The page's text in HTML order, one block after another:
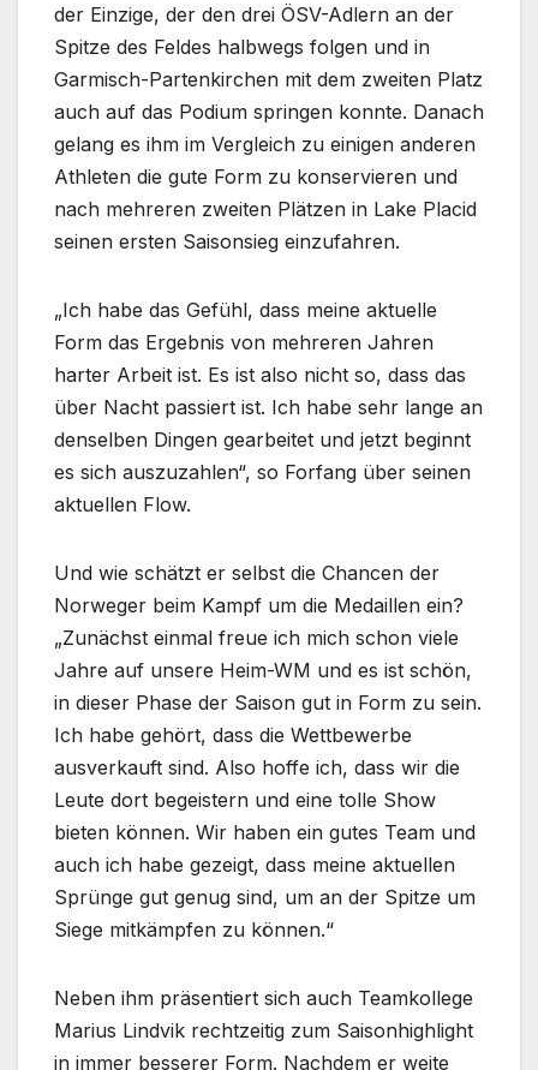
der Einzige, der den drei ÖSV-Adlern an der
Spitze des Feldes halbwegs folgen und in
Garmisch-Partenkirchen mit dem zweiten Platz
auch auf das Podium springen konnte. Danach
gelang es ihm im Vergleich zu einigen anderen
Athleten die gute Form zu konservieren und
nach mehreren zweiten Plätzen in Lake Placid
seinen ersten Saisonsieg einzufahren.
„Ich habe das Gefühl, dass meine aktuelle
Form das Ergebnis von mehreren Jahren
harter Arbeit ist. Es ist also nicht so, dass das
über Nacht passiert ist. Ich habe sehr lange an
denselben Dingen gearbeitet und jetzt beginnt
es sich auszuzahlen“, so Forfang über seinen
aktuellen Flow.
Und wie schätzt er selbst die Chancen der
Norweger beim Kampf um die Medaillen ein?
„Zunächst einmal freue ich mich schon viele
Jahre auf unsere Heim-WM und es ist schön,
in dieser Phase der Saison gut in Form zu sein.
Ich habe gehört, dass die Wettbewerbe
ausverkauft sind. Also hoffe ich, dass wir die
Leute dort begeistern und eine tolle Show
bieten können. Wir haben ein gutes Team und
auch ich habe gezeigt, dass meine aktuellen
Sprünge gut genug sind, um an der Spitze um
Siege mitkämpfen zu können.“
Neben ihm präsentiert sich auch Teamkollege
Marius Lindvik rechtzeitig zum Saisonhighlight
in immer besserer Form. Nachdem er weite